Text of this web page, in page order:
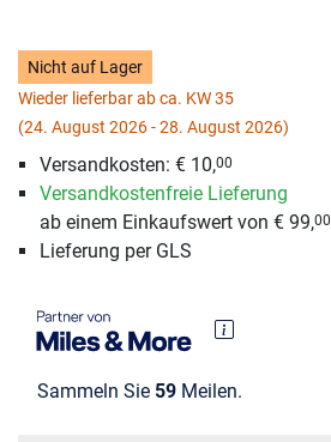
Nicht auf Lager
Wieder lieferbar ab ca. KW 35
(24. August 2026 - 28. August 2026)
Versandkosten: € 10,00
Versandkostenfreie Lieferung
ab einem Einkaufswert von € 99,00
Lieferung per GLS
Sammeln Sie 59 Meilen.